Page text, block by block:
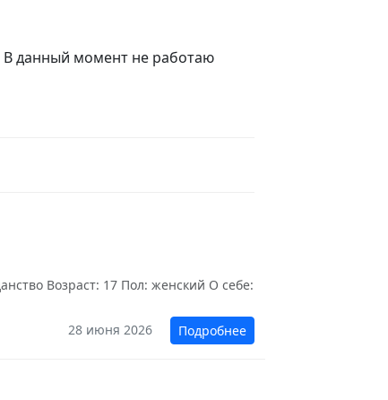
В данный момент не работаю
Возраст: 17 Пол: женский О себе:
28 июня 2026
Подробнее